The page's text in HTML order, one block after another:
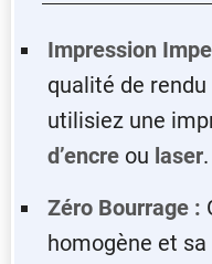
Impression
qualité de
utilisiez une
d’encre ou laser.
Zéro Bourrage :
homogène et